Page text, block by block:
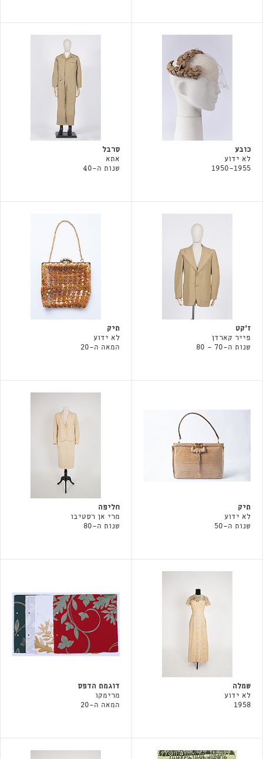
כובע
לא ידוע
1950-1955
סרבל
אתא
שנות ה-40
ז׳קט
פייר קארדן
שנות ה-70 - 80
תיק
לא ידוע
המאה ה-20
תיק
לא ידוע
שנות ה-50
חליפה
מרי אן רסטיבו
שנות ה-80
שמלה
לא ידוע
1958
דוגמת הדפס
מרימקו
המאה ה-20